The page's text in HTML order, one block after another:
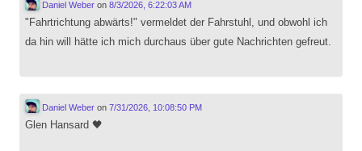
Daniel Weberon 8/3/2026, 6:22:03 AM
"Fahrtrichtung abwärts!" vermeldet der Fahrstuhl, und obwohl ich
da hin will hätte ich mich durchaus über gute Nachrichten gefreut.
Daniel Weberon 7/31/2026, 10:08:50 PM
Glen Hansard 🖤